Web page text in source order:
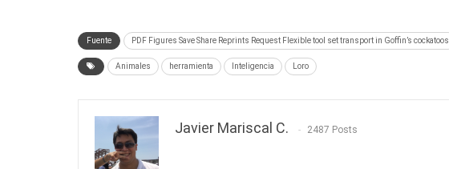
Fuente PDF Figures Save Share Reprints Request Flexible tool set transport in Goffin’s cockatoos
Animales herramienta Inteligencia Loro
Javier Mariscal C. 2487 Posts